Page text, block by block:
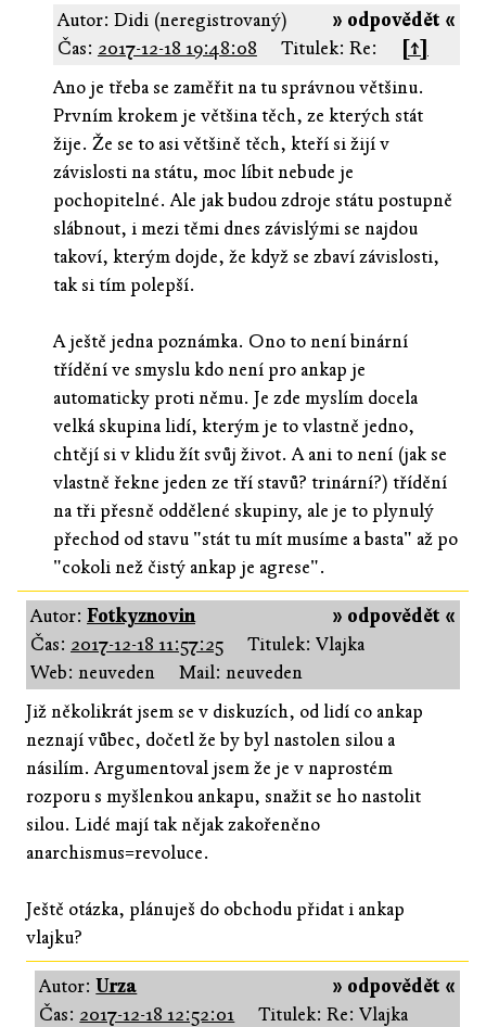
» odpovědět «
Autor: Didi (neregistrovaný)
Čas: 2017-12-18 19:48:08 Titulek: Re:
[↑]
Ano je třeba se zaměřit na tu správnou většinu.
Prvním krokem je většina těch, ze kterých stát
žije. Že se to asi většině těch, kteří si žijí v
závislosti na státu, moc líbit nebude je
pochopitelné. Ale jak budou zdroje státu postupně
slábnout, i mezi těmi dnes závislými se najdou
takoví, kterým dojde, že když se zbaví závislosti,
tak si tím polepší.
A ještě jedna poznámka. Ono to není binární
třídění ve smyslu kdo není pro ankap je
automaticky proti němu. Je zde myslím docela
velká skupina lidí, kterým je to vlastně jedno,
chtějí si v klidu žít svůj život. A ani to není (jak se
vlastně řekne jeden ze tří stavů? trinární?) třídění
na tři přesně oddělené skupiny, ale je to plynulý
přechod od stavu "stát tu mít musíme a basta" až po
"cokoli než čistý ankap je agrese".
» odpovědět «
Autor: Fotkyznovin
Čas: 2017-12-18 11:57:25
Titulek: Vlajka
Web: neuveden
Mail: neuveden
Již několikrát jsem se v diskuzích, od lidí co ankap
neznají vůbec, dočetl že by byl nastolen silou a
násilím. Argumentoval jsem že je v naprostém
rozporu s myšlenkou ankapu, snažit se ho nastolit
silou. Lidé mají tak nějak zakořeněno
anarchismus=revoluce.
Ještě otázka, plánuješ do obchodu přidat i ankap
vlajku?
» odpovědět «
Autor:Urza
Čas: 2017-12-18 12:52:01
Titulek: Re: Vlajka